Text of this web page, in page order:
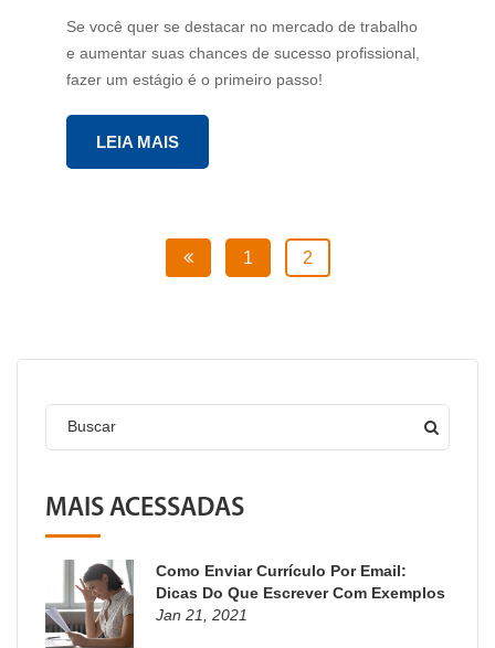
Se você quer se destacar no mercado de trabalho
e aumentar suas chances de sucesso profissional,
fazer um estágio é o primeiro passo!
LEIA MAIS
1 2
Buscar
MAIS ACESSADAS
Como Enviar Currículo Por Email:
Dicas Do Que Escrever Com Exemplos
Jan 21, 2021